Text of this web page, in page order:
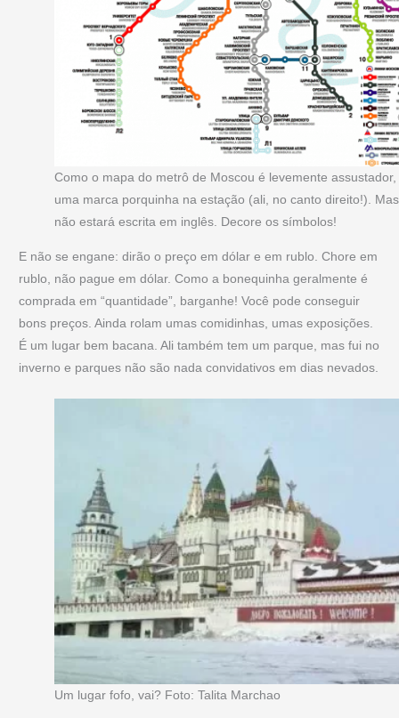
Como o mapa do metrô de Moscou é levemente assustador,
uma marca porquinha na estação (ali, no canto direito!).
não estará escrita em inglês. Decore os símbolos!
E não se engane: dirão o preço em dólar e em rublo. Chore em
rublo, não pague em dólar. Como a bonequinha geralmente é
comprada em “quantidade”, barganhe! Você pode conseguir
bons preços. Ainda rolam umas comidinhas, umas exposições.
É um lugar bem bacana. Ali também tem um parque, mas fui no
inverno e parques não são nada convidativos em dias nevados.
Um lugar fofo, vai? Foto: Talita Marchao